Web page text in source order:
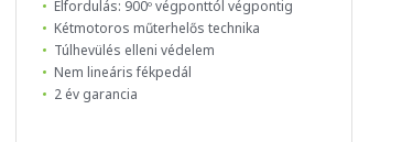
Elfordulás: 900º végponttól végpontig
Kétmotoros műterhelős technika
Túlhevülés elleni védelem
Nem lineáris fékpedál
2 év garancia